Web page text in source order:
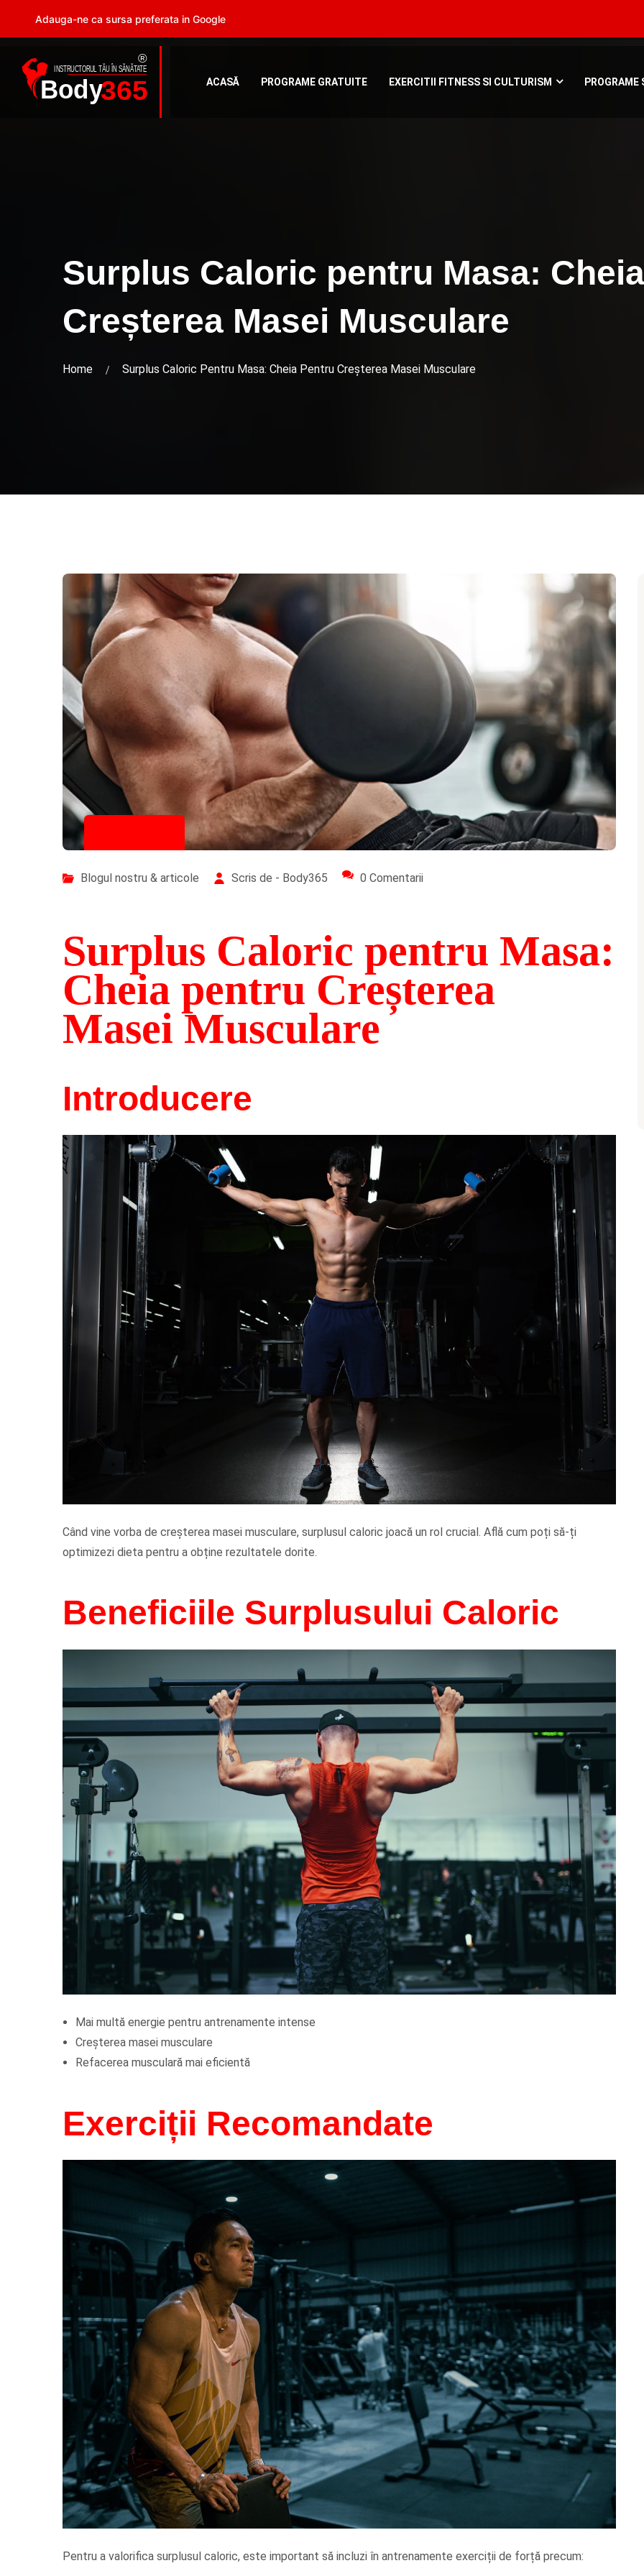
ACASĂ PROGRAME GRATUITE EXERCITII FITNESS SI CULTURISM PROGRAME
Surplus Caloric pentru Masa:
Creșterea Masei Musculare
Home Surplus Caloric Pentru Masa: Cheia Pentru Creșterea Masei Musculare
Blogul nostru & articole Scris de - Body365 0 Comentarii
Surplus Caloric pentru Masa:
Cheia pentru Creșterea
Masei Musculare
Introducere
Când vine vorba de creșterea masei musculare, surplusul caloric joacă un rol crucial. Află cum poți să-ți
optimizezi dieta pentru a obține rezultatele dorite.
Beneficiile Surplusului Caloric
Mai multă energie pentru antrenamente intense
Creșterea masei musculare
Refacerea musculară mai eficientă
Exerciții Recomandate
Pentru a valorifica surplusul caloric, este important să incluzi în antrenamente exerciții de forță precum:
Adauga-ne ca sursa preferata in Google